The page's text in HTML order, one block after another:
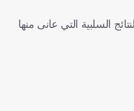
السلبية التي عانى منها